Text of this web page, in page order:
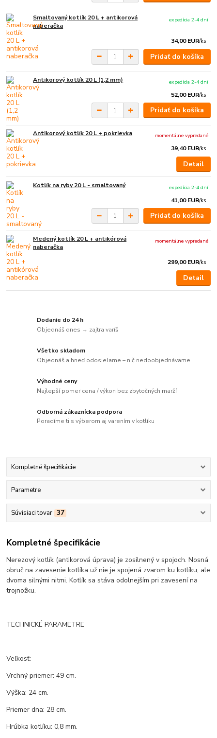
Smaltovaný kotlík 20 L + antikorová
naberačka
34,00 EUR/ks
expedícia 2-4 dní
Pridať do košíka
Antikorový kotlík 20 L (1,2 mm)
52,00 EUR/ks
expedícia 2-4 dní
Pridať do košíka
Antikorový kotlík 20 L + pokrievka
39,40 EUR/ks
momentálne vypredané
Detail
Kotlík na ryby 20 L - smaltovaný
41,00 EUR/ks
expedícia 2-4 dní
Pridať do košíka
Medený kotlík 20 L + antikórová
naberačka
299,00 EUR/ks
momentálne vypredané
Detail
Dodanie do 24 h
Objednáš dnes → zajtra varíš
Všetko skladom
Objednáš a hneď odosielame – nič nedoobjednávame
Výhodné ceny
Najlepší pomer cena / výkon bez zbytočných marží
Odborná zákaznícka podpora
Poradíme ti s výberom aj varením v kotlíku
Kompletné špecifikácie
Parametre
Súvisiaci tovar 37
Kompletné špecifikácie
Nerezový kotlík (antikorová úprava) je zosilnený v spojoch. Nosná
obruč na zavesenie kotlíka už nie je spojená zvarom ku kotlíku, ale
dvoma silnými nitmi. Kotlík sa stáva odolnejším pri zavesení na
trojnožku.
TECHNICKÉ PARAMETRE
Veľkosť:
Vrchný priemer: 49 cm.
Výška: 24 cm.
Priemer dna: 28 cm.
Hrúbka kotlíku: 0,8 mm.